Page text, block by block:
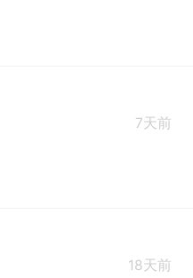
7天前
18天前